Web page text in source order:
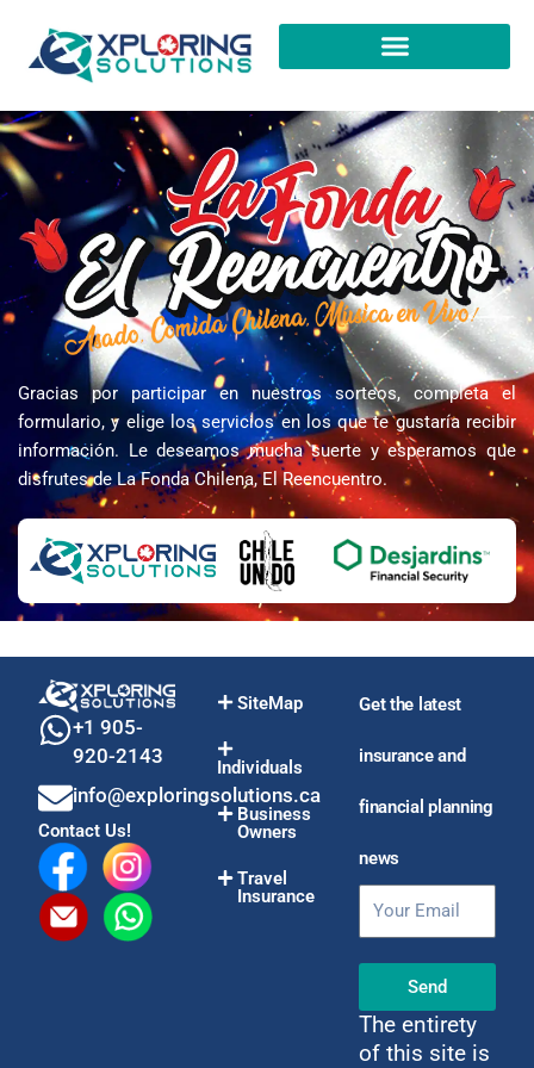
content
Gracias por participar en nuestros sorteos, completa el
formulario, y elige los servicios en los que te gustaría recibir
información. Le deseamos mucha suerte y esperamos que
disfrutes de La Fonda Chilena, El Reencuentro.
+1 905-
920-2143
info@exploringsolutions.ca
Contact Us!
SiteMap
Individuals
Business
Owners
Travel
Insurance
Get the latest
insurance and
financial planning
news
Send
The entirety
of this site is